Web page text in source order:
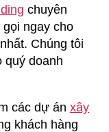
chuyên
ngay cho
Chúng tôi
quý doanh
các dự án xây
khách hàng